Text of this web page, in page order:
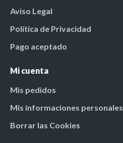
Aviso Legal
Política de Privacidad
Pago aceptado
Mi cuenta
Mis pedidos
Mis informaciones personales
Borrar las Cookies